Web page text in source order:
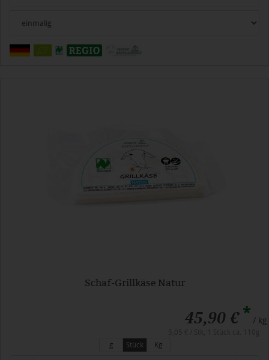
Schaf-Grillkäse Natur
45,90 €* / kg
g
Stück Kg